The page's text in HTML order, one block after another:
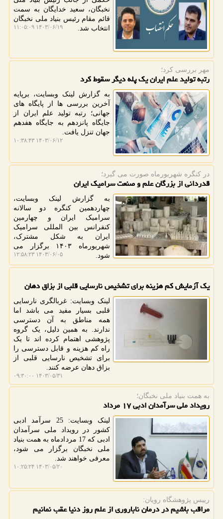
نخبگان، سعید خدایگان به سمت
قائم مقام رئیس بنیاد ملی نخبگان
انتخاب شد.
۱۴۰۳/۰۶/۱۹ ۱۱:۰۵:۰۹
مهر بررسی كرد؛
رتبه تولید علم ایران یک پله دیگر سقوط کرد
به گزارش لینک وبسایت، برپایه
آخرین بررسی ها از پایگاه های
جهانی؛ رتبه تولید علم ایران از
جایگاه پانزدهم به جایگاه هفدهم
جهان تنزل یافت.
۱۴۰۳/۰۶/۱۲ ۱۰:۳۸:۴۳
در كنگره شهریورماه صورت می گیرد؛
قدردانی از بزرگان علم و صنعت سرامیک ایران
به گزارش لینک وبسایت،
چهاردهمین کنگره دو سالانه
سرامیک ایران و چهارمین
کنفرانس بین المللی سرامیک
ایران به شکل مشترک،
شهریورماه ۱۴۰۳ برگزار می
شود.
۱۴۰۳/۰۶/۰۵ ۱۲:۵۸:۲۳
یک آزمایش کم هزینه برای تشخیص نارسایی قلبی از بزاق دهان
لینک وبسایت: غربالگری نارسایی
قلبی بسیار مفید می باشد اما
همه مناطق به آن دسترسی
ندارند. به همین دلیل، یک گروه
پژوهشی اهتمام کرده اند تا یک
راه کم هزینه و قابل دسترسی را
برای تشخیص نارسایی قلبی از
بزاق دهان عرضه کنند.
۱۴۰۳/۰۵/۳۱ ۰۹:۳۰:۰۰
به همت بنیاد ملی نخبگان؛
رویداد ملی سرآمدان ادبی ۱۷ مرداد
لینک وبسایت: 25 سرآمد ادبی
کشور در رویداد ملی سرآمدان
ادبی که 17 مردادماه به همت بنیاد
ملی نخبگان برگزار می شود،
معرفی خواهند شد.
۱۴۰۳/۰۵/۲۰ ۱۰:۲۵:۲۴
رییس پژوهشگاه رویان:
مراقب باشیم در درمان ناباروری از علم روز دنیا عقب نمانیم